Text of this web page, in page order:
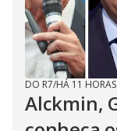
DO R7/HÁ 11 HORAS
Alckmin,